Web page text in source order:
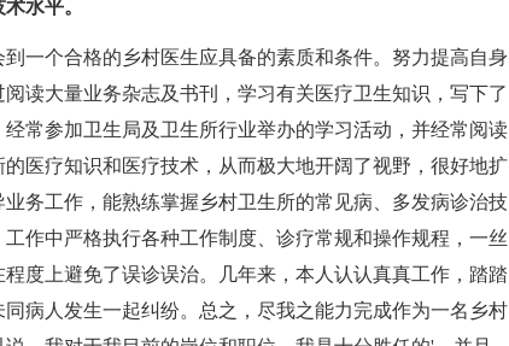
水平。
个合格的乡村医生应具备的素质和条件。努力提高自身
读大量业务杂志及书刊，学习有关医疗卫生知识，写下了
常参加卫生局及卫生所行业举办的学习活动，并经常阅读
医疗知识和医疗技术，从而极大地开阔了视野，很好地扩
务工作，能熟练掌握乡村卫生所的常见病、多发病诊治技
作中严格执行各种工作制度、诊疗常规和操作规程，一丝
度上避免了误诊误治。几年来，本人认认真真工作，踏踏
病人发生一起纠纷。总之，尽我之能力完成作为一名乡村